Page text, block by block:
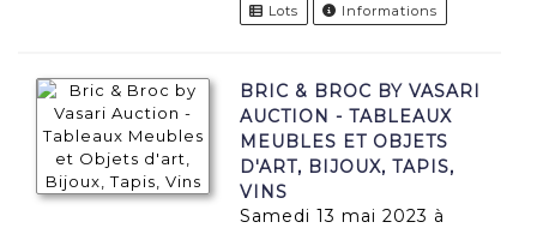
Lots Informations
BRIC & BROC BY VASARI
AUCTION - TABLEAUX
MEUBLES ET OBJETS
D'ART, BIJOUX, TAPIS,
VINS
samedi 13 mai 2023 à